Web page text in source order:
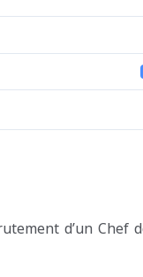
d’un Chef